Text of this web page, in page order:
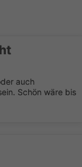
auch
Schön wäre bis